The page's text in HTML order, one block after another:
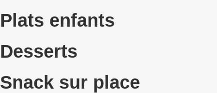
Plats enfants
Desserts
Snack sur place